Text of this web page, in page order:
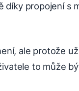
propojení s
ale protože
to může